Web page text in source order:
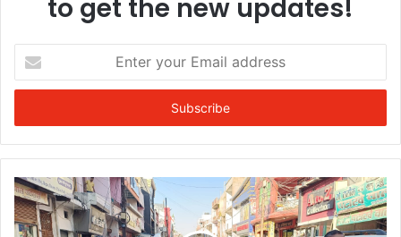
to get the new updates!
your
Email